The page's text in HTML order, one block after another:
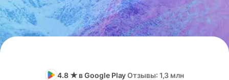
4.8 ★ в Google PlayОтзывы: 1,3 млн